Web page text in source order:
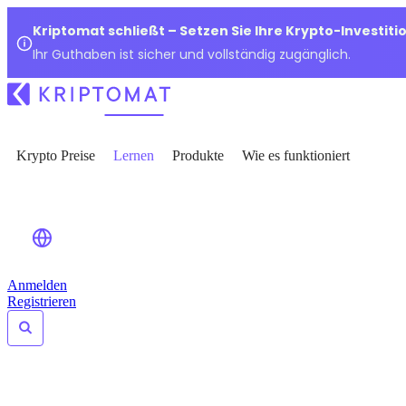
Kriptomat schließt – Setzen Sie Ihre Krypto-
Ihr Guthaben ist sicher und vollständig zugänglich.
Krypto Preise Lernen Produkte Wie es funktioniert
Anmelden
Registrieren